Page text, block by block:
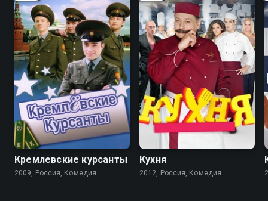
5.9
Кремлевские курсанты
2009, Россия, Комедия
8.2 8.4
Кухня
2012, Россия, Комедия